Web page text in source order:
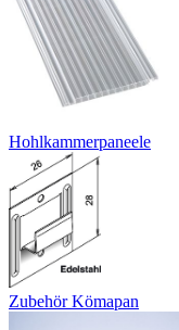
Hohlkammerpaneele
Zubehör Kömapan